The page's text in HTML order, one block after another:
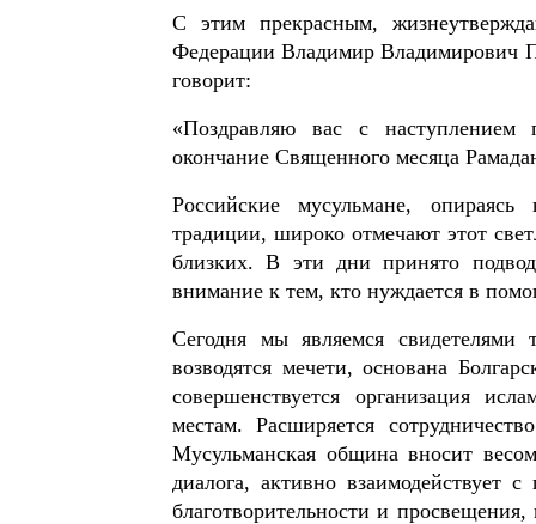
С этим прекрасным,
Федерации Владимир Владимирович
говорит:
«Поздравляю вас с наступлением
окончание Священного месяца
Российские мусульмане, опираясь
традиции, широко отмечают этот
близких. В эти дни принято
внимание к тем, кто нуждается в
Сегодня мы являемся свидетелями
возводятся мечети, основана
совершенствуется организация
местам. Расширяется
Мусульманская община вносит
диалога, активно взаимодействует
благотворительности и